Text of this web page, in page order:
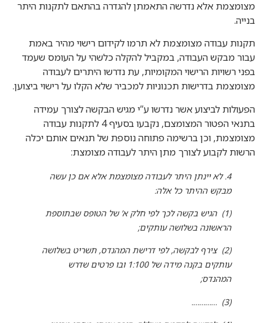
מצומצמת אלא נדרשה התאמתן להגדרה בהתאם לתקנות היתר
בנייה.
תקנות עבודה מצומצמת לא תרמו לקידום רישוי מהיר באמת
עבור מבקש העבודה, במקביל להקלה כלשהי על העומס שעמד
בפני רשויות הרישוי המקומיות, עת נדרשו היתרים לעבודה
מצומצמת בדרישות תכנוניות למכביר שלא הקלו על רישוי ביצוען.
הפעולות לביצוע אשר נדרשו ע”י מגיש הבקשה לצורך עמידה
בתנאי הפטור המצומצם, נקבעו בסעיף 4 לתקנות עבודה
מצומצמת, וכן ברשימה פתוחה נוספת של תנאים אותם יכלה
הרשות לקבוע לצורך מתן היתר לעבודה מצומצת:
4. לא יינתן היתר לעבודה מצומצמת אלא אם כן עשה
מבקש ההיתר כל אלה:
(1) הגיש בקשה לכך לפי חלק א’ של הטופס שבתוספת
הראשונה בשלושה עותקים;
(2) צירף לבקשה, לפי דרישת המהנדס, תשריט בשלושה
עותקים בקנה מידה של 1:100 ובו פרטים שדרש
המהנדס;
(3) ………….